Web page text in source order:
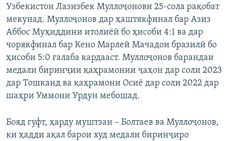
Узбекистон Лазизбек Муллоҷонови 25-сола рақобат
мекунад. Муллоҷонов дар ҳаштякфинал бар Азиз
Аббос Муҳиддини итолиёӣ бо ҳисоби 4:1 ва дар
чорякфинал бар Кено Марлей Мачадои бразилӣ бо
ҳисоби 5:0 ғалаба кардааст. Муллоҷонов барандаи
медали биринҷии қаҳрамонии ҷаҳон дар соли 2023
дар Тошканд ва қаҳрамони Осиё дар соли 2022 дар
шаҳри Уммони Урдун мебошад.
Бояд гуфт, ҳарду муштзан – Болтаев ва Муллоҷонов,
ки ҳадди ақал барои худ медали биринҷиро